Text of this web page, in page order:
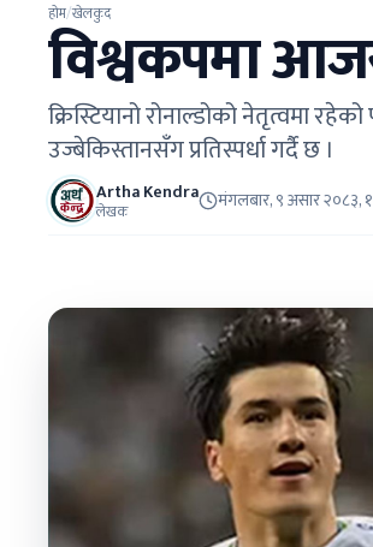
होम/खेलकुद
विश्वकपमा
क्रिस्टियानो रोनाल्डोको नेतृत्वमा
उज्बेकिस्तानसँग प्रतिस्पर्धा गर्दै छ ।
Artha Kendra
लेखक मंगलबार, ९ असार २०८३,